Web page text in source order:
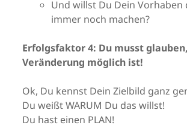
Und willst Du Dein Vorhaben
immer noch machen?
Erfolgsfaktor 4: Du musst
Veränderung möglich ist!
Ok, Du kennst Dein Zielbild ganz
Du weißt WARUM Du das willst!
Du hast einen PLAN!